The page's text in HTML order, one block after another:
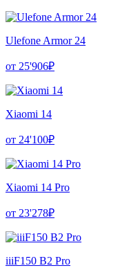
Ulefone Armor 24
от 25'906₽
Xiaomi 14
от 24'100₽
Xiaomi 14 Pro
от 23'278₽
iiiF150 B2 Pro